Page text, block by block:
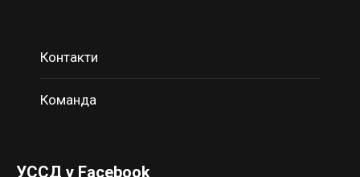
Контакти
Команда
УССД у Facebook